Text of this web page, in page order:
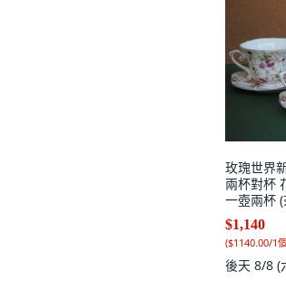
玫瑰世界
兩杯對杯
一壺兩杯
White
$1,140
($1140.00/1
後天 8/8 (